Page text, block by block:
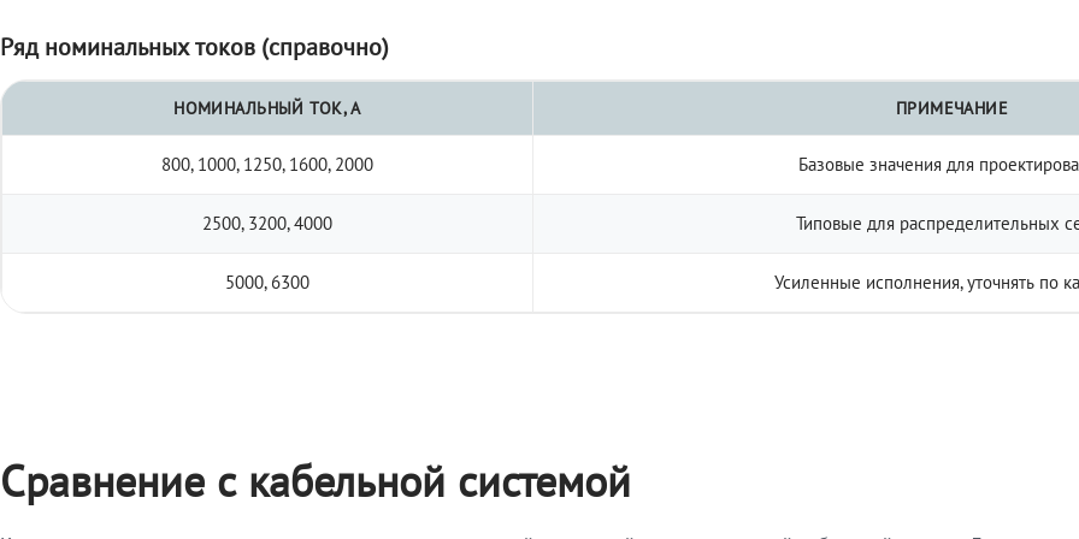
Ряд номинальных токов (справочно)
НОМИНАЛЬНЫЙ ТОК, А ПРИМЕЧАНИЕ
800, 1000, 1250, 1600, 2000 Базовые значения для
2500, 3200, 4000 Типовые для распределительных
5000, 6300 Усиленные исполнения, уточнять по
Сравнение с кабельной системой